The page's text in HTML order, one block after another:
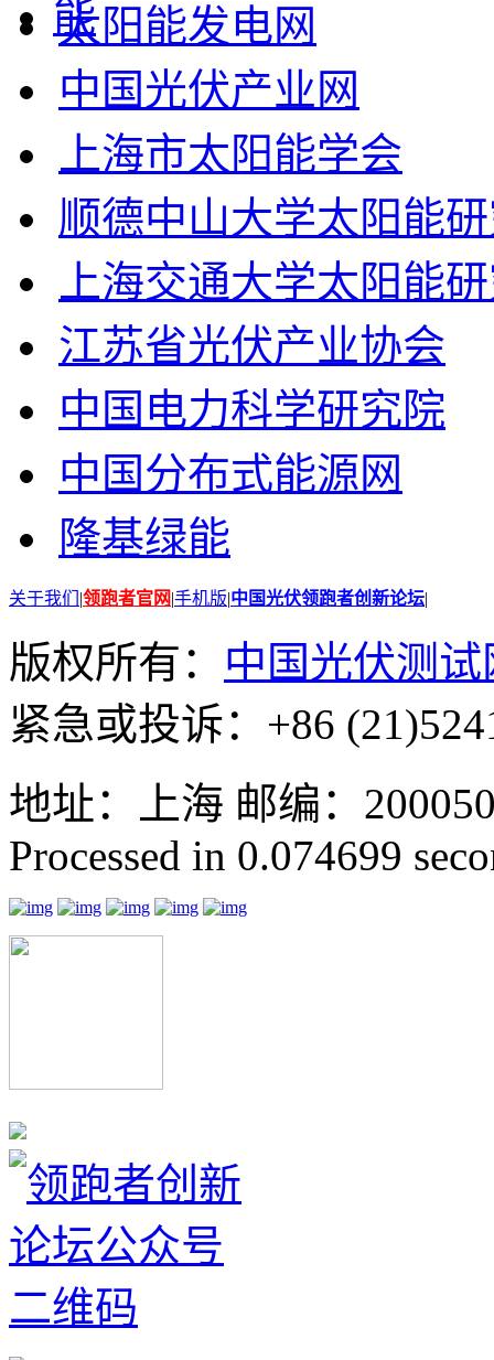
太阳能发电网
中国光伏产业网
上海市太阳能学会
顺德中山大学太阳能
上海交通大学太阳能
江苏省光伏产业协会
中国电力科学研究院
中国分布式能源网
隆基绿能
关于我们 |领跑者官网|手机版|中国光伏领跑者创新论坛|
版权所有： 中国光伏测试
紧急或投诉：+86
地址：上海 邮编：
Processed in 0.074699